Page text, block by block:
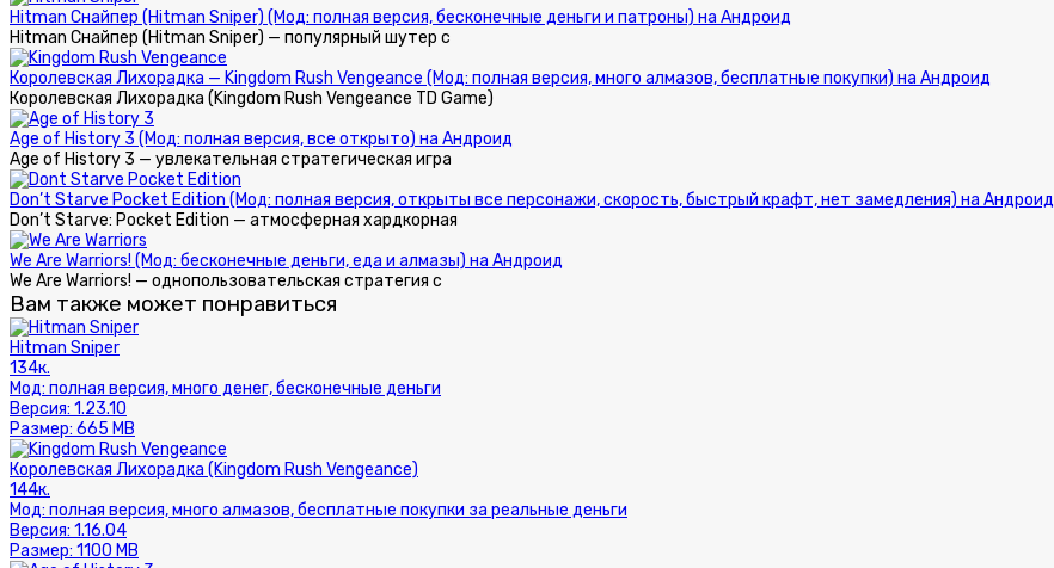
Hitman Снайпер (Hitman Sniper) (Мод: полная версия, бесконечные деньги и патроны) на Андроид
Hitman Снайпер (Hitman Sniper) — популярный шутер с
Королевская Лихорадка — Kingdom Rush Vengeance (Мод: полная версия, много алмазов, бесплатные покупки) на Андроид
Королевская Лихорадка (Kingdom Rush Vengeance TD Game)
Age of History 3 (Мод: полная версия, все открыто) на Андроид
Age of History 3 — увлекательная стратегическая игра
Don’t Starve Pocket Edition (Мод: полная версия, открыты все персонажи, скорость, быстрый крафт, нет замедления) на Андроид
Don’t Starve: Pocket Edition — атмосферная хардкорная
We Are Warriors! (Мод: бесконечные деньги, еда и алмазы) на Андроид
We Are Warriors! — однопользовательская стратегия с
Вам также может понравиться
Hitman Sniper
134к.
Мод: полная версия, много денег, бесконечные деньги
Версия: 1.23.10
Размер: 665 MB
Королевская Лихорадка (Kingdom Rush Vengeance)
144к.
Мод: полная версия, много алмазов, бесплатные покупки за реальные деньги
Версия: 1.16.04
Размер: 1100 MB